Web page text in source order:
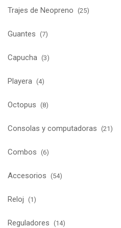
Trajes de Neopreno (25)
Guantes (7)
Capucha (3)
Playera (4)
Octopus (8)
Consolas y computadoras (21)
Combos (6)
Accesorios (54)
Reloj (1)
Reguladores (14)